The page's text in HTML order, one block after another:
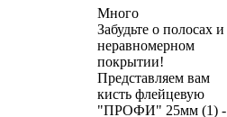
Много
Забудьте о полосах и
неравномерном
покрытии!
Представляем вам
кисть флейцевую
"ПРОФИ" 25мм (1) -